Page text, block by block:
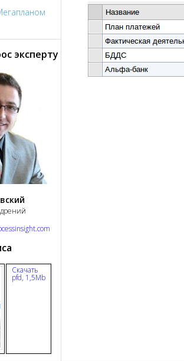
эксперту
Скачать
pfd, 1,5Mb